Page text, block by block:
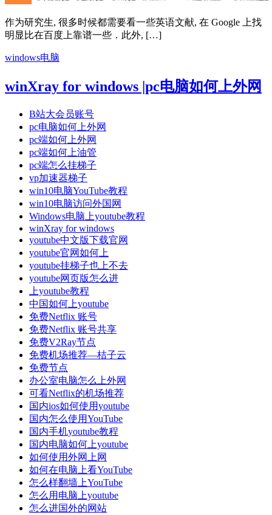
作为研究生, 很多时候都需要看一些英语文献, 在 Google 上找
明显比在百度上靠谱一些．此外, […]
windows电脑
winXray for windows |pc电脑如何上外网
B站大会员账号
pc电脑如何上外网
pc端如何上外网
pc端如何上油管
pc端怎么挂梯子
vp加速器梯子
win10电脑YouTube教程
win10电脑访问外国网
Windows电脑上youtube教程
winXray for windows
youtube中文版下载官网
youtube官网如何上
youtube挂梯子也上不去
youtube网页版怎么进
上youtube教程
中国如何上youtube
免费Netflix 账号
免费Netflix 账号共享
免费V2Ray节点
免费机场推荐—桔子云
免费节点
办公室电脑怎么上外网
可看Netflix的机场推荐
国内ios如何使用youtube
国内怎么使用YouTube
国内手机youtube教程
国内电脑如何上youtube
如何使用外网上网
如何在电脑上看YouTube
怎么样翻墙上YouTube
怎么用电脑上youtube
怎么进国外的网站